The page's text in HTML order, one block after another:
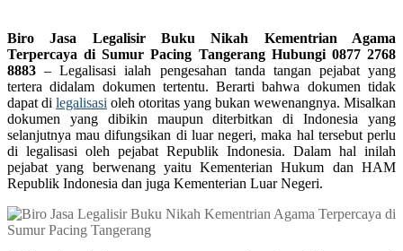
Biro Jasa Legalisir Buku Nikah Kementrian Agama
Terpercaya di Sumur Pacing Tangerang Hubungi 0877 2768
8883 – Legalisasi ialah pengesahan tanda tangan pejabat yang
tertera didalam dokumen tertentu. Berarti bahwa dokumen tidak
dapat di legalisasi oleh otoritas yang bukan wewenangnya. Misalkan
dokumen yang dibikin maupun diterbitkan di Indonesia yang
selanjutnya mau difungsikan di luar negeri, maka hal tersebut perlu
di legalisasi oleh pejabat Republik Indonesia. Dalam hal inilah
pejabat yang berwenang yaitu Kementerian Hukum dan HAM
Republik Indonesia dan juga Kementerian Luar Negeri.